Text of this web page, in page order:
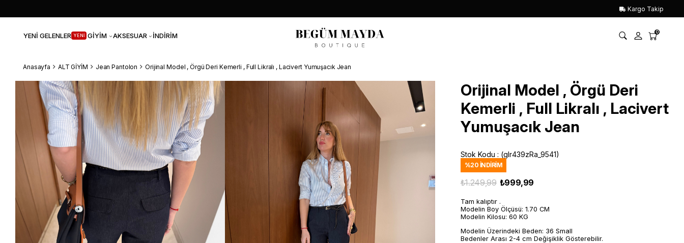
Kargo Takip
YENİ GELENLER YENİ GİYİM AKSESUAR İNDİRİM 0
Anasayfa ALT GİYİM Jean Pantolon Orijinal Model , Örgü Deri Kemerli , Full Likralı , Lacivert Yumuşacık Jean
Orijinal Model , Örgü Deri
Kemerli , Full Likralı , Lacivert
Yumuşacık Jean
Stok Kodu (glr439zRa_9541)
%20 İNDIRIM
₺1.249,99 ₺999,99
Tam kalıptır .
Modelin Boy Ölçüsü: 1.70 CM
Modelin Kilosu: 60 KG
Modelin Üzerindeki Beden: 36 Small
Bedenler Arası 2-4 cm Değişiklik Gösterebilir.